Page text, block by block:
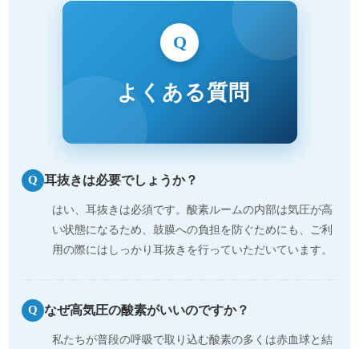
Q
よくある質問
Q 耳抜きは必要でしょうか？
はい、耳抜きは必須です。酸素ルームの内部は気圧が高
い状態になるため、鼓膜への負担を防ぐためにも、ご利
用の際にはしっかり耳抜きを行っていただいています。
Q なぜ高気圧の酸素がいいのですか？
私たちが普段の呼吸で取り込む酸素の多くは赤血球と結